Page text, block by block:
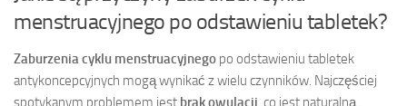
menstruacyjnego po odstawieniu tabletek?
Zaburzenia cyklu menstruacyjnego po odstawieniu tabletek
antykoncepcyjnych mogą wynikać z wielu czynników. Najczęściej
spotykanym problemem jest brak owulacji, co jest naturalną